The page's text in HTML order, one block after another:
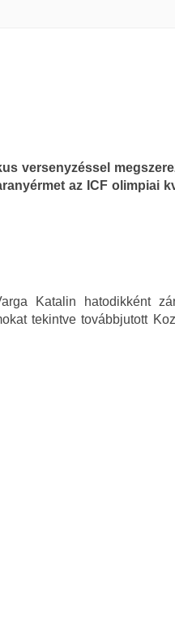
versenyzéssel
az ICF olimpiai
Katalin hatodikként
tekintve továbbjutott